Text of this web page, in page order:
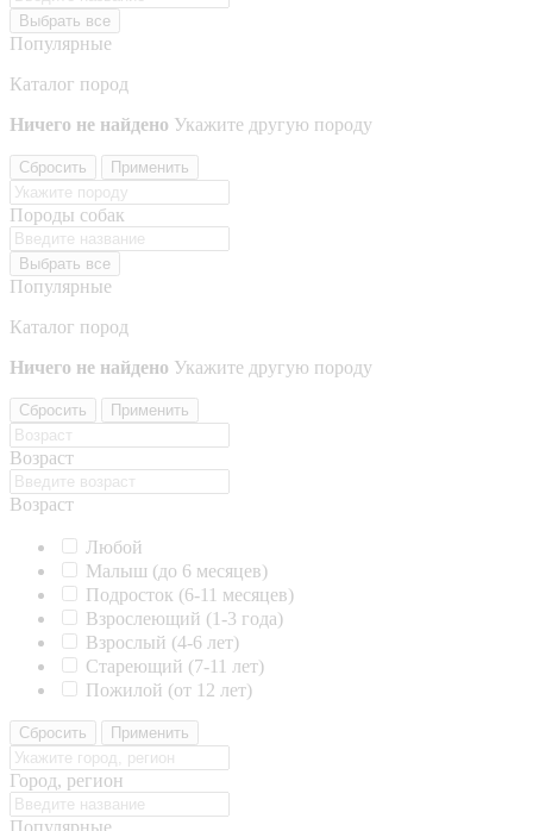
Выбрать все
Популярные
Каталог пород
Ничего не найдено Укажите другую породу
Сбросить Применить
Породы собак
Выбрать все
Популярные
Каталог пород
Ничего не найдено Укажите другую породу
Сбросить Применить
Возраст
Возраст
Любой
Малыш (до 6 месяцев)
Подросток (6-11 месяцев)
Взрослеющий (1-3 года)
Взрослый (4-6 лет)
Стареющий (7-11 лет)
Пожилой (от 12 лет)
Сбросить Применить
Город, регион
Популярные